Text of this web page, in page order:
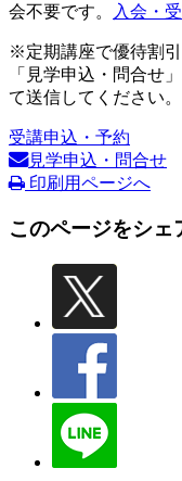
会不要です。
入会・
※定期講座で優待割引
「見学申込・問合せ
て送信してください。
受講申込・予約
見学申込・問合せ
印刷用ページへ
このページをシェ